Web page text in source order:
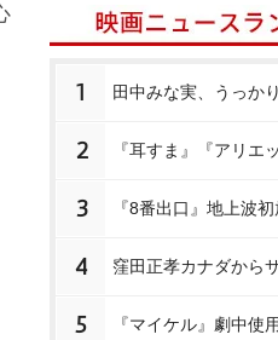
1 田中みな実、うっか
2 『耳すま』『アリエ
3 『8番出口』地上波
4 窪田正孝カナダから
5 『マイケル』劇中使